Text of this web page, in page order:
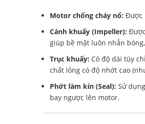
Motor chống cháy nổ: Được
Cánh khuấy (Impeller):
giúp bề mặt luôn nhẵn
Trục khuấy: Có độ dài tùy
chất lỏng có độ nhớt cao
Phớt làm kín (Seal): Sử
bay ngược lên motor.